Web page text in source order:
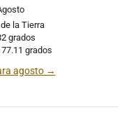
la Tierra
grados
grados
agosto →